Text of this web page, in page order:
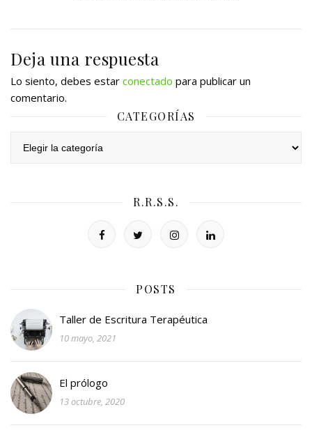
Deja una respuesta
Lo siento, debes estar conectado para publicar un
comentario.
CATEGORÍAS
R.R.S.S.
POSTS
Taller de Escritura Terapéutica
10 mayo, 2021
El prólogo
13 octubre, 2020